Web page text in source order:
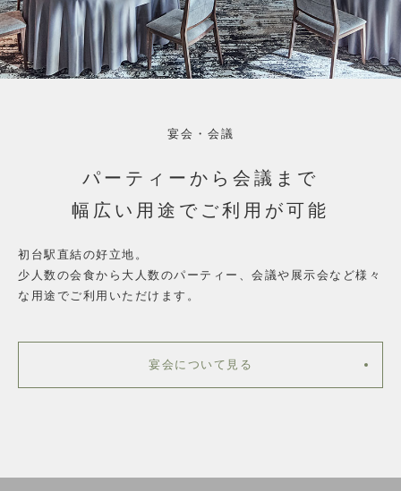
宴会・会議
パーティーから会議まで
幅広い用途でご利用が可能
初台駅直結の好立地。
少人数の会食から大人数のパーティー、 会議や展示会など様々
な用途でご利用いただけます。
宴会について見る